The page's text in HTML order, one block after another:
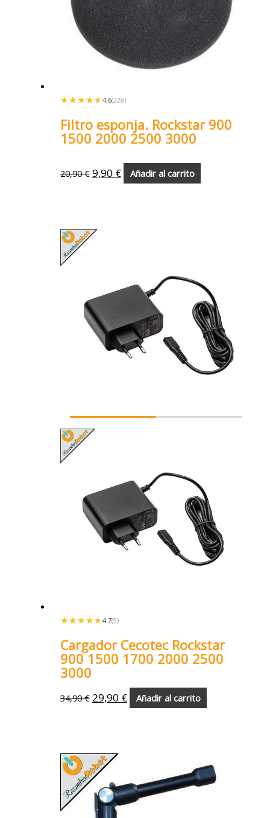
★★★★★
★★★★★ 4.6(228)
Filtro esponja. Rockstar 900
1500 2000 2500 3000
20,90€ 9,90 € Añadir al carrito
★★★★★
★★★★★ 4.7(9)
Cargador Cecotec Rockstar
900 1500 1700 2000 2500
3000
34,90€ 29,90 € Añadir al carrito